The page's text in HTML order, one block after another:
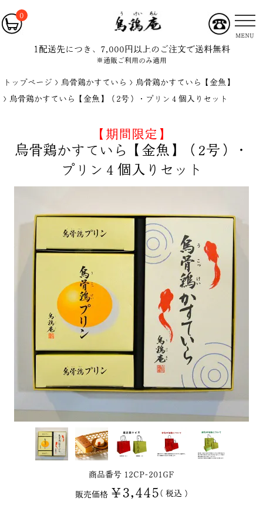
0
MENU
1配送先につき、7,000円以上のご注文で送料無料
※通販ご利用のみ適用
トップページ 烏骨鶏かすていら
烏骨鶏かすていら【金魚】
烏骨鶏かすていら【金魚】（2号）・プリン４個入りセット
【期間限定】
烏骨鶏かすていら【金魚】（2号）・
プリン４個入りセット
商品番号 12CP-201GF
販売価格 ¥3,445 税込